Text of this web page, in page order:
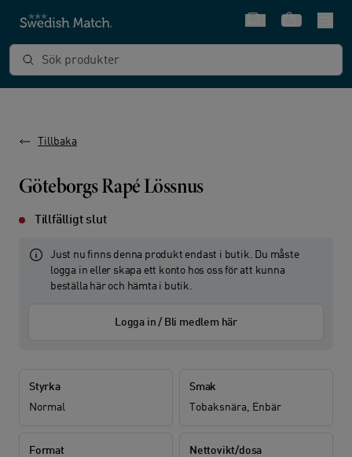
SnabbvalVarukorg
Sök produkter
Tillbaka
Göteborgs Rapé Lössnus
Tillfälligt slut
Just nu finns denna produkt endast i butik. Du måste
logga in eller skapa ett konto hos oss för att kunna
beställa här och hämta i butik.
Logga in / Bli medlem här
Styrka
Normal
Smak
Tobaksnära, Enbär
Format
Nettovikt/dosa